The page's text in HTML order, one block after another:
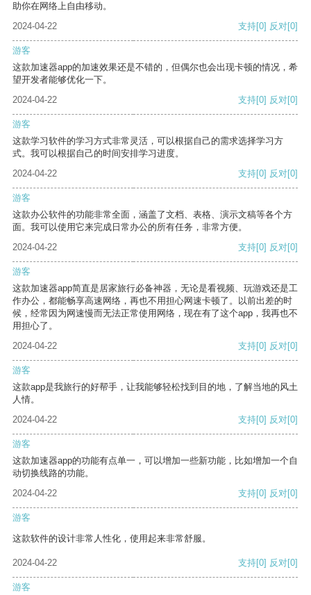
助你在网络上自由移动。
2024-04-22
支持[0] 反对[0]
游客
这款加速器app的加速效果还是不错的，但偶尔也会出现卡顿的情况，希
望开发者能够优化一下。
2024-04-22
支持[0] 反对[0]
游客
这款学习软件的学习方式非常灵活，可以根据自己的需求选择学习方
式。我可以根据自己的时间安排学习进度。
2024-04-22
支持[0] 反对[0]
游客
这款办公软件的功能非常全面，涵盖了文档、表格、演示文稿等各个方
面。我可以使用它来完成日常办公的所有任务，非常方便。
2024-04-22
支持[0] 反对[0]
游客
这款加速器app简直是居家旅行必备神器，无论是看视频、玩游戏还是工
作办公，都能畅享高速网络，再也不用担心网速卡顿了。以前出差的时
候，经常因为网速慢而无法正常使用网络，现在有了这个app，我再也不
用担心了。
2024-04-22
支持[0] 反对[0]
游客
这款app是我旅行的好帮手，让我能够轻松找到目的地，了解当地的风土
人情。
2024-04-22
支持[0] 反对[0]
游客
这款加速器app的功能有点单一，可以增加一些新功能，比如增加一个自
动切换线路的功能。
2024-04-22
支持[0] 反对[0]
游客
这款软件的设计非常人性化，使用起来非常舒服。
2024-04-22 支持[0] 反对[0]
游客